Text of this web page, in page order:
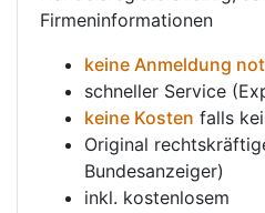
Firmeninformationen
keine Anmeldung
schneller Service
keine Kosten falls
Original
Bundesanzeiger)
inkl. kostenlosem